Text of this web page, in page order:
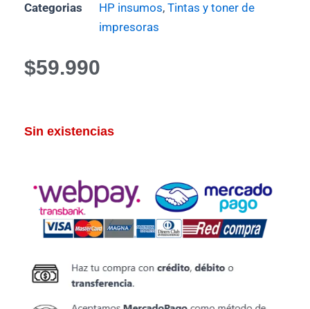
Categorias
HP insumos, Tintas y toner de
impresoras
$59.990
Sin existencias